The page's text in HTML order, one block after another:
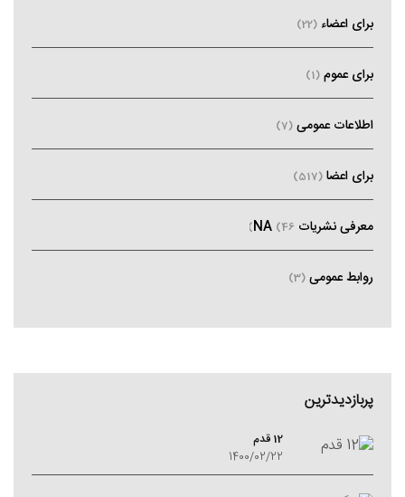
برای اعضاء (22)
برای عموم (1)
اطلاعات عمومی (7)
برای اعضا (517)
معرفی نشریات NA (46)
روابط عمومی (3)
پربازدیدترین
12 قدم
1400/02/22